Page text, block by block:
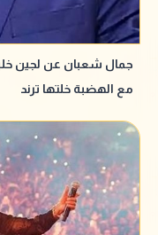
جمال شعبان عن لجين
مع الهضبة خلتها ترند